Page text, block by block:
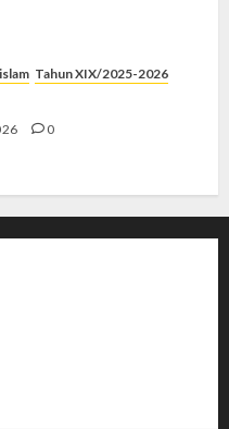
Tahun XIX/2025-2026
0